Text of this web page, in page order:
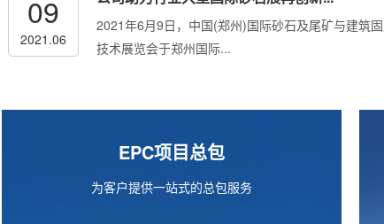
09
2021.06
2021年6月9日，中国(郑州)国际砂石及尾矿与建筑
技术展览会于郑州国际...
EPC项目总包
为客户提供一站式的总包服务